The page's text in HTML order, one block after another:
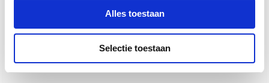
Alles toestaan
Selectie toestaan
Kies voor de kwaliteit van De Paardendrogist en
Dursy Dog en ervaar zelf de voordelen van onze
verdient immers niets minder dan het beste, en dat is
precies wat wij bieden.